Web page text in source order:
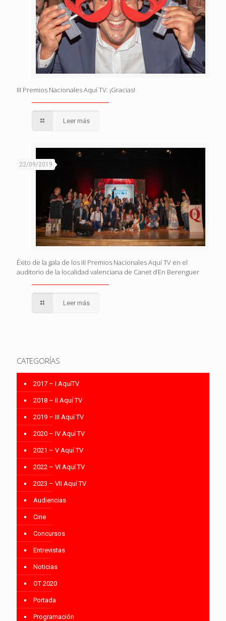
III Premios Nacionales Aquí TV: ¡Gracias!
Leer más
22/09/2019
Éxito de la gala de los III Premios Nacionales Aquí TV en el
auditorio de la localidad valenciana de Canet d’En Berenguer
Leer más
CATEGORÍAS
2017 – I AquíTV
2018 – II Aquí TV
2019 – III Aquí TV
2020 – IV Aquí TV
2021 – V Aquí TV
2022 – VI Aquí TV
2023 – VII Aquí TV
Audiencias
Cine
Concursos
Entrevistas
Noticias
OT 2020
Portada
Programación